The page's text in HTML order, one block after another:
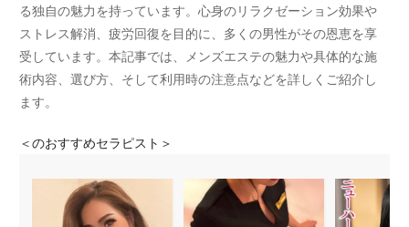
る独自の魅力を持っています。心身のリラクゼーション効果や
ストレス解消、疲労回復を目的に、多くの男性がその恩恵を享
受しています。本記事では、メンズエステの魅力や具体的な施
術内容、選び方、そして利用時の注意点などを詳しくご紹介し
ます。
＜のおすすめセラピスト＞